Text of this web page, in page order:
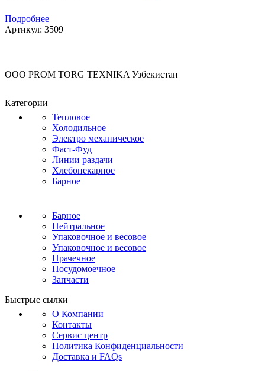
Подробнее
Артикул: 3509
OOO PROM TORG TEXNIKA Узбекистан
Категории
Тепловое
Холодильное
Электро механическое
Фаст-Фуд
Линии раздачи
Хлебопекарное
Барное
Барное
Нейтральное
Упаковочное и весовое
Упаковочное и весовое
Прачечное
Посудомоечное
Запчасти
Быстрые сылки
О Компании
Контакты
Сервис центр
Политика Конфиденциальности
Доставка и FAQs